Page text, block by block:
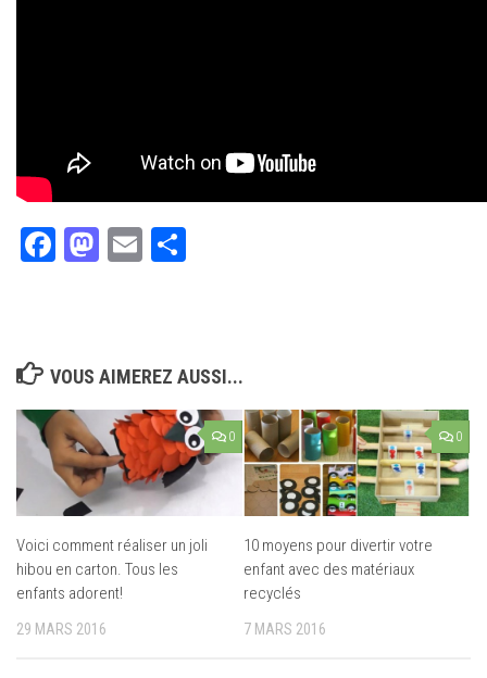
Facebook
Mastodon
Email
VOUS AIMEREZ AUSSI...
0
Voici comment réaliser un joli
hibou en carton. Tous les
enfants adorent!
29 MARS 2016
0
10 moyens pour divertir votre
enfant avec des matériaux
recyclés
7 MARS 2016